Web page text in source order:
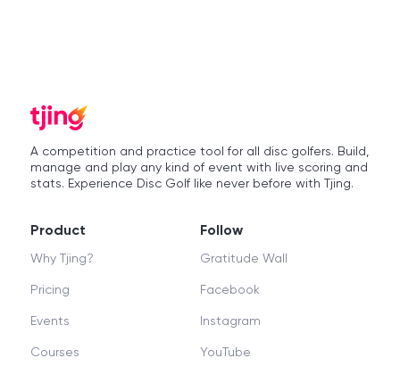
A competition and practice tool for all disc golfers. Build,
manage and play any kind of event with live scoring and
stats. Experience Disc Golf like never before with Tjing.
Product
Why Tjing?
Pricing
Events
Courses
Follow
Gratitude Wall
Facebook
Instagram
YouTube